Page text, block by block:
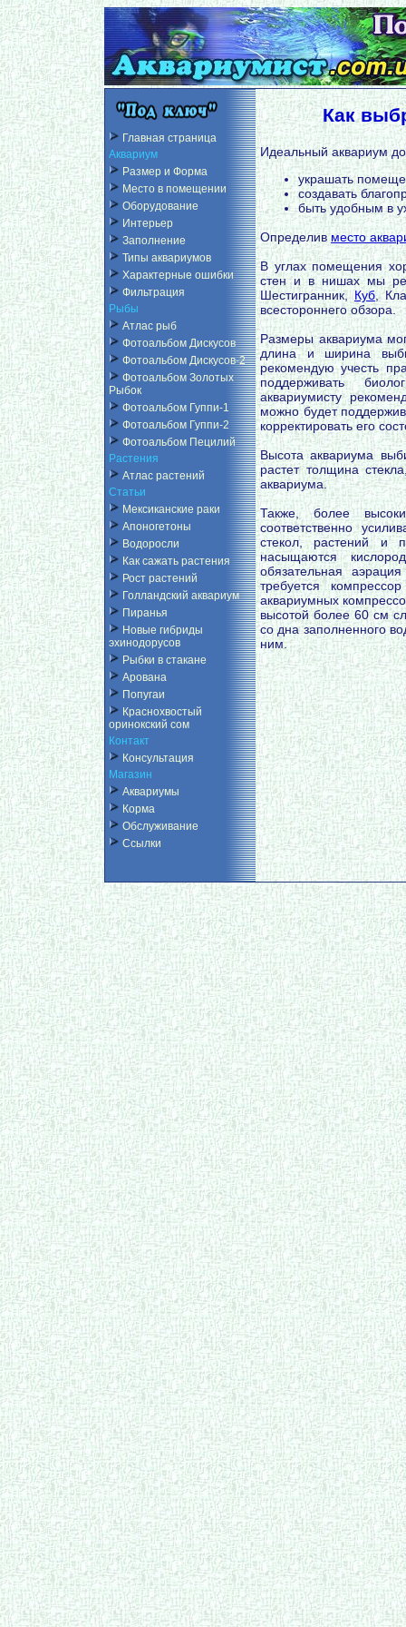
Главная страница
Аквариум
Размер и Форма
Место в помещении
Оборудование
Интерьер
Заполнение
Типы аквариумов
Характерные ошибки
Фильтрация
Рыбы
Атлас рыб
Фотоальбом Дискусов
Фотоальбом Дискусов-2
Фотоальбом Золотых
Рыбок
Фотоальбом Гуппи-1
Фотоальбом Гуппи-2
Фотоальбом Пецилий
Растения
Атлас растений
Статьи
Мексиканские раки
Апоногетоны
Водоросли
Как сажать растения
Рост растений
Голландский аквариум
Пиранья
Новые гибриды
эхинодорусов
Рыбки в стакане
Арована
Попугаи
Краснохвостый
оринокский сом
Контакт
Консультация
Магазин
Аквариумы
Корма
Обслуживание
Ссылки
Как
Идеальный аквариум
украшать
создавать
быть удобным в
Определивместо
В углах помещения
стен и в нишах мы
Шестигранник,Куб,
всестороннего обзора.
Размеры аквариума
длина и ширина
рекомендую учесть
поддерживать
аквариумисту
можно будет
корректировать его
Высота аквариума
растет толщина
аквариума.
Также, более
соответственно
стекол, растений и
насыщаются
обязательная
требуется
аквариумных
высотой более 60 см
со дна заполненного
ним.